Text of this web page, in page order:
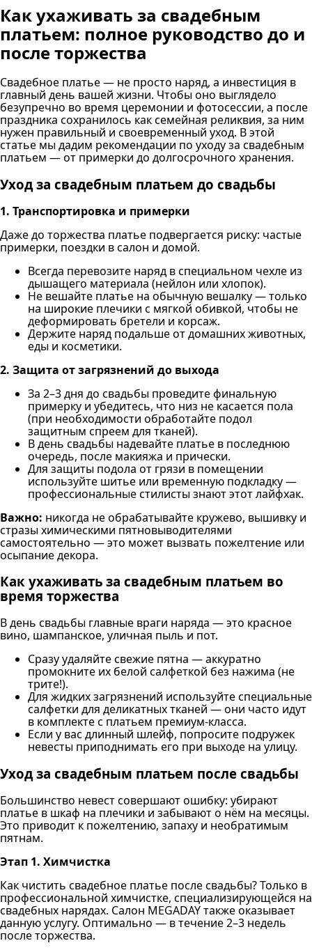
Как ухаживать за свадебным
платьем: полное руководство до и
после торжества
Свадебное платье — не просто наряд, а инвестиция в
главный день вашей жизни. Чтобы оно выглядело
безупречно во время церемонии и фотосессии, а после
праздника сохранилось как семейная реликвия, за ним
нужен правильный и своевременный уход. В этой
статье мы дадим рекомендации по уходу за свадебным
платьем — от примерки до долгосрочного хранения.
Уход за свадебным платьем до свадьбы
1. Транспортировка и примерки
Даже до торжества платье подвергается риску: частые
примерки, поездки в салон и домой.
Всегда перевозите наряд в специальном чехле из
дышащего материала (нейлон или хлопок).
Не вешайте платье на обычную вешалку — только
на широкие плечики с мягкой обивкой, чтобы не
деформировать бретели и корсаж.
Держите наряд подальше от домашних животных,
еды и косметики.
2. Защита от загрязнений до выхода
За 2–3 дня до свадьбы проведите финальную
примерку и убедитесь, что низ не касается пола
(при необходимости обработайте подол
защитным спреем для тканей).
В день свадьбы надевайте платье в последнюю
очередь, после макияжа и прически.
Для защиты подола от грязи в помещении
используйте шитье или временную подкладку —
профессиональные стилисты знают этот лайфхак.
Важно: никогда не обрабатывайте кружево, вышивку и
стразы химическими пятновыводителями
самостоятельно — это может вызвать пожелтение или
осыпание декора.
Как ухаживать за свадебным платьем во
время торжества
В день свадьбы главные враги наряда — это красное
вино, шампанское, уличная пыль и пот.
Сразу удаляйте свежие пятна — аккуратно
промокните их белой салфеткой без нажима (не
трите!).
Для жидких загрязнений используйте специальные
салфетки для деликатных тканей — они часто идут
в комплекте с платьем премиум-класса.
Если у вас длинный шлейф, попросите подружек
невесты приподнимать его при выходе на улицу.
Уход за свадебным платьем после свадьбы
Большинство невест совершают ошибку: убирают
платье в шкаф на плечики и забывают о нём на месяцы.
Это приводит к пожелтению, запаху и необратимым
пятнам.
Этап 1. Химчистка
Как чистить свадебное платье после свадьбы? Только в
профессиональной химчистке, специализирующейся на
свадебных нарядах. Салон MEGADAY также оказывает
данную услугу. Оптимально — в течение 2–3 недель
после торжества.